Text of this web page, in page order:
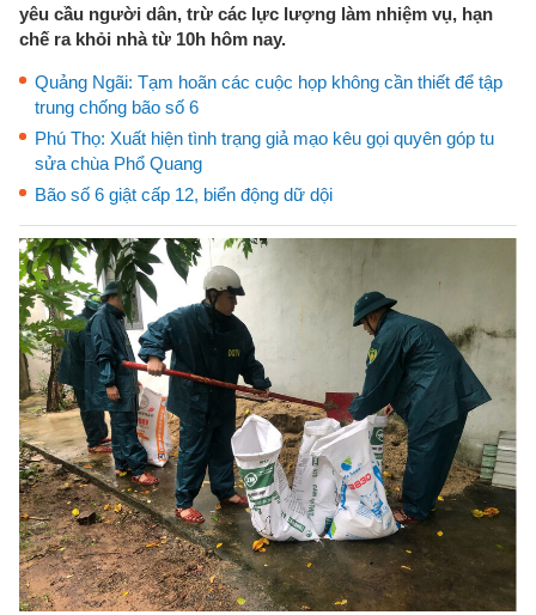
yêu cầu người dân, trừ các lực lượng làm nhiệm vụ, hạn
chế ra khỏi nhà từ 10h hôm nay.
Quảng Ngãi: Tạm hoãn các cuộc họp không cần thiết để tập
trung chống bão số 6
Phú Thọ: Xuất hiện tình trạng giả mạo kêu gọi quyên góp tu
sửa chùa Phổ Quang
Bão số 6 giật cấp 12, biển động dữ dội